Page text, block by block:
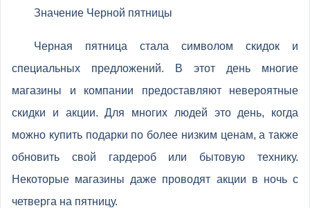
Значение Черной пятницы
Черная пятница стала символом скидок и
специальных предложений. В этот день многие
магазины и компании предоставляют невероятные
скидки и акции. Для многих людей это день, когда
можно купить подарки по более низким ценам, а также
обновить свой гардероб или бытовую технику.
Некоторые магазины даже проводят акции в ночь с
четверга на пятницу.